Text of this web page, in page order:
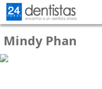
Mindy Phan